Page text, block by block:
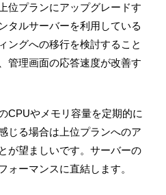
位プランにアップグレードす
タルサーバーを利用している
ングへの移行を検討すること
管理画面の応答速度が改善す
CPUやメモリ容量を定期的に
じる場合は上位プランへのア
が望ましいです。サーバーの
ォーマンスに直結します。